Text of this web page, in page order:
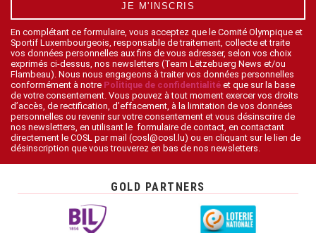
JE M'INSCRIS
En complétant ce formulaire, vous acceptez que le Comité Olympique et
Sportif Luxembourgeois, responsable de traitement, collecte et traite
vos données personnelles aux fins de vous adresser, selon vos choix
exprimés ci-dessus, nos newsletters (Team Lëtzebuerg News et/ou
Flambeau). Nous nous engageons à traiter vos données personnelles
conformément à notre Politique de confidentialité et que sur la base
de votre consentement. Vous pouvez à tout moment exercer vos droits
d’accès, de rectification, d’effacement, à la limitation de vos données
personnelles ou revenir sur votre consentement et vous désinscrire de
nos newsletters, en utilisant le formulaire de contact, en contactant
directement le COSL par mail (cosl@cosl.lu) ou en cliquant sur le lien de
désinscription que vous trouverez en bas de nos newsletters.
GOLD PARTNERS